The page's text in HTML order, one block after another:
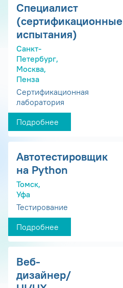
Специалист
(сертификационные
испытания)
Санкт-
Петербург,
Москва,
Пенза
Сертификационная
лаборатория
Подробнее
Автотестировщик
на Python
Томск,
Уфа
Тестирование
Подробнее
Веб-
дизайнер/